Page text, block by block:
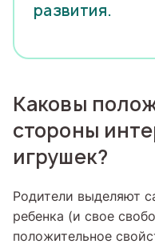
развития.
Каковы
стороны
игрушек?
Родители выделяют
ребенка (и свое
положительное